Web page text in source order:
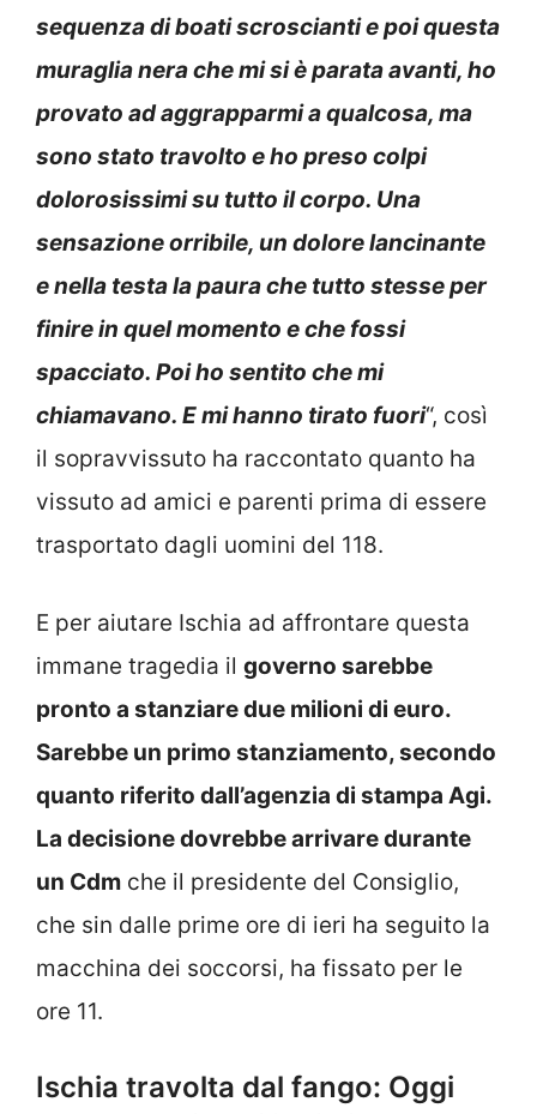
sequenza di boati scroscianti e poi questa
muraglia nera che mi si è parata avanti, ho
provato ad aggrapparmi a qualcosa, ma
sono stato travolto e ho preso colpi
dolorosissimi su tutto il corpo. Una
sensazione orribile, un dolore lancinante
e nella testa la paura che tutto stesse per
finire in quel momento e che fossi
spacciato. Poi ho sentito che mi
chiamavano. E mi hanno tirato fuori“, così
il sopravvissuto ha raccontato quanto ha
vissuto ad amici e parenti prima di essere
trasportato dagli uomini del 118.
E per aiutare Ischia ad affrontare questa
immane tragedia il governo sarebbe
pronto a stanziare due milioni di euro.
Sarebbe un primo stanziamento, secondo
quanto riferito dall’agenzia di stampa Agi.
La decisione dovrebbe arrivare durante
un Cdm che il presidente del Consiglio,
che sin dalle prime ore di ieri ha seguito la
macchina dei soccorsi, ha fissato per le
ore 11.
Ischia travolta dal fango: Oggi